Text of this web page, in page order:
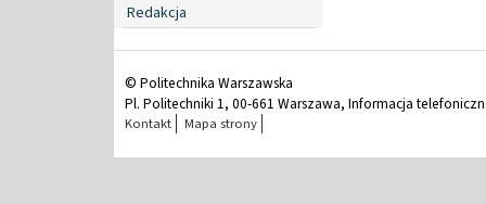
Redakcja
© Politechnika Warszawska
Pl. Politechniki 1, 00-661 Warszawa, Informacja
Kontakt Mapa strony